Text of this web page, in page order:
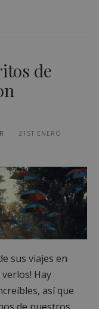
de
21ST ENERO
sus viajes en
Hay
así que